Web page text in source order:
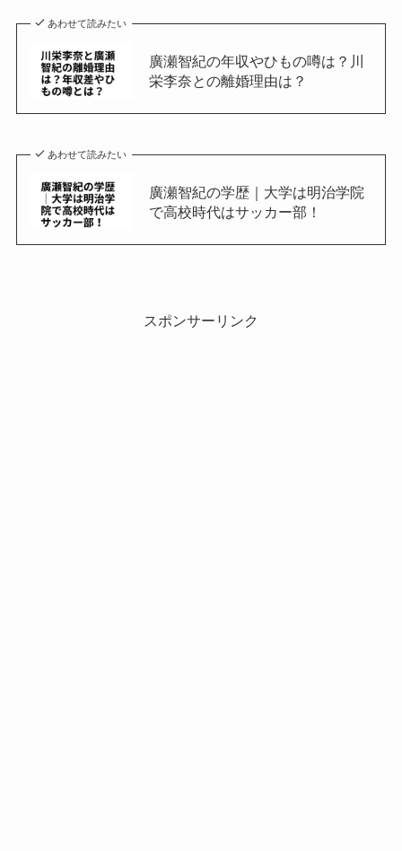
あわせて読みたい
廣瀬智紀の年収やひもの噂は？川
栄李奈との離婚理由は？
あわせて読みたい
廣瀬智紀の学歴｜大学は明治学院
で高校時代はサッカー部！
スポンサーリンク